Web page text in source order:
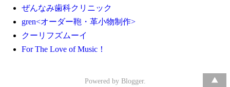
ぜんなみ歯科クリニック
gren<オーダー鞄・革小物制作>
クーリフズムーイ
For The Love of Music！
Powered by Blogger.